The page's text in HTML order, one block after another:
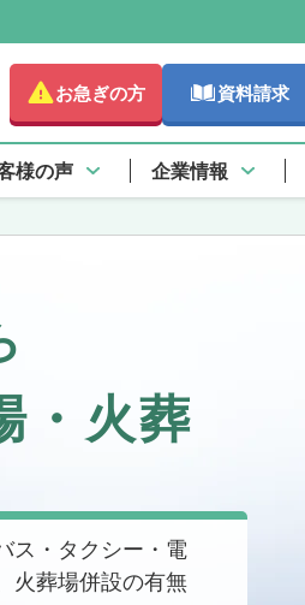
お急ぎの方 資料請求
様の声 企業情報
・火葬
ス・タクシー・電
火葬場併設の有無